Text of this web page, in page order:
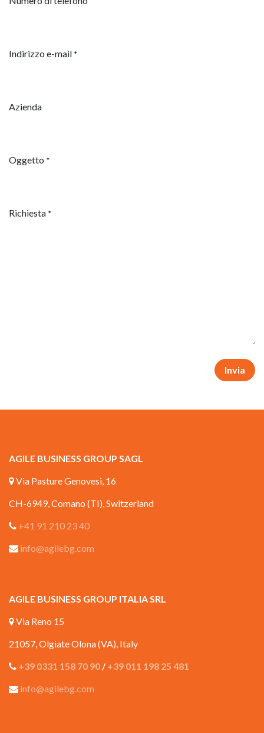
Indirizzo e-mail *
Azienda
Oggetto *
Richiesta *
Invia
AGILE BUSINESS GROUP SAGL
Via Pasture Genovesi, 16
CH-6949, Comano (TI), Switzerland
+41 91 210 23 40
info@agilebg.com
AGILE BUSINESS GROUP ITALIA SRL
Via Reno 15
21057, Olgiate Olona (VA), Italy
+39 0331 158 70 90/+39 011 198 25 481
info@agilebg.com